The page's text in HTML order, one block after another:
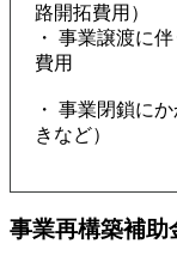
路開拓費用）
・ 事業譲渡に
費用
・ 事業閉鎖に
きなど）
事業再構築補助